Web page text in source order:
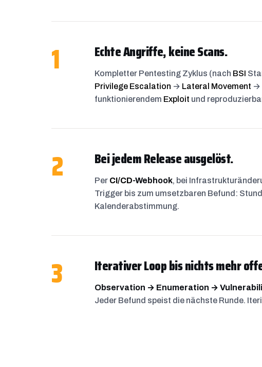
1 Echte Angriffe, keine Scans.
Kompletter Pentesting Zyklus (nach BSI
Privilege Escalation → Lateral Movement →
funktionierendem Exploit und
2 Bei jedem Release ausgelöst.
Per CI/CD-Webhook, bei
Trigger bis zum umsetzbaren Befund:
Kalenderabstimmung.
3 Iterativer Loop bis nichts mehr
Observation → Enumeration →
Jeder Befund speist die nächste Runde.